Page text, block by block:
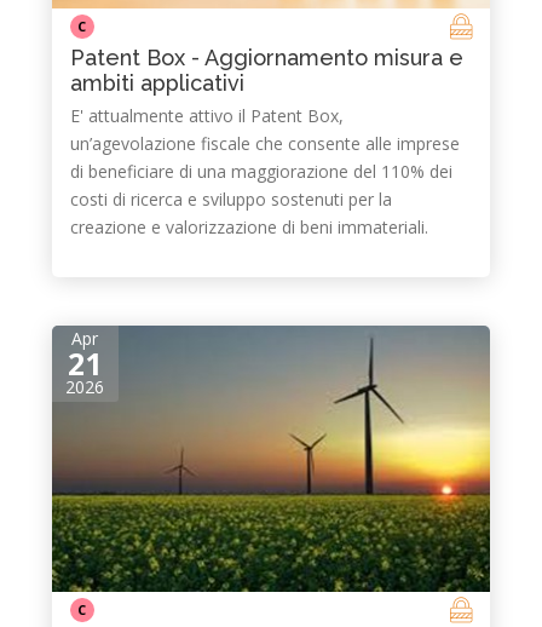
C
Patent Box - Aggiornamento misura e
ambiti applicativi
E' attualmente attivo il Patent Box,
un’agevolazione fiscale che consente alle imprese
di beneficiare di una maggiorazione del 110% dei
costi di ricerca e sviluppo sostenuti per la
creazione e valorizzazione di beni immateriali.
Apr
21
2026
C